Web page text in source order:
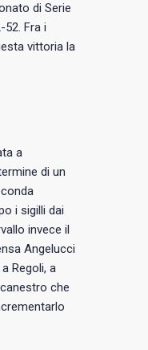
di Serie
Fra i
vittoria la
a
di un
i sigilli dai
invece il
Angelucci
Regoli, a
che